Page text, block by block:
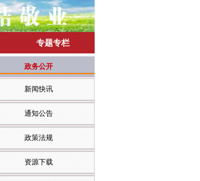
专题专栏
政务公开
新闻快讯
通知公告
政策法规
资源下载